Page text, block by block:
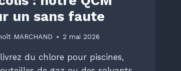
un sans faute
MARCHAND 2 mai 2026
du chlore pour piscines,